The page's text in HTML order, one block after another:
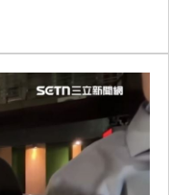
的AI當作風險，加以